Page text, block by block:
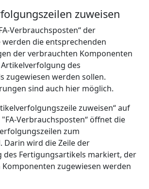
zuweisen
Verbrauchsposten“ der
die entsprechenden
der verbrauchten Komponenten
des
zugewiesen werden sollen.
sind auch hier möglich.
zuweisen“ auf
Verbrauchsposten“ öffnet die
zum
Darin wird die Zeile der
Fertigungsartikels markiert, der
zugewiesen werden